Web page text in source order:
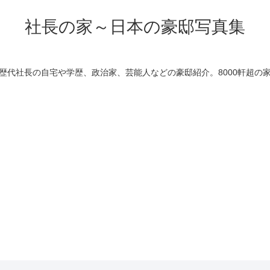
社長の家～日本の豪邸写真集
代社長の自宅や学歴、政治家、芸能人などの豪邸紹介。8000軒超の家